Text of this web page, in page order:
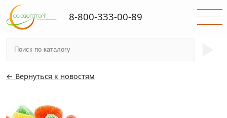
← Вернуться к новостям
8-800-333-00-89